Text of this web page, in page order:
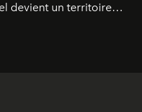
devient un territoire
Diamantine en
pour l’inscrire dans